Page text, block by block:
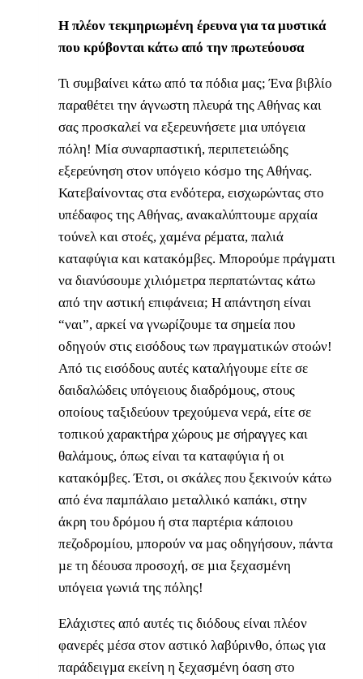
Η πλέον τεκμηριωμένη έρευνα για τα μυστικά
που κρύβονται κάτω από την πρωτεύουσα
Τι συμβαίνει κάτω από τα πόδια μας; Ένα βιβλίο
παραθέτει την άγνωστη πλευρά της Αθήνας και
σας προσκαλεί να εξερευνήσετε μια υπόγεια
πόλη! Μία συναρπαστική, περιπετειώδης
εξερεύνηση στον υπόγειο κόσµο της Αθήνας.
Κατεβαίνοντας στα ενδότερα, εισχωρώντας στο
υπέδαφος της Αθήνας, ανακαλύπτουµε αρχαία
τούνελ και στοές, χαµένα ρέµατα, παλιά
καταφύγια και κατακόµβες. Μπορούµε πράγµατι
να διανύσουµε χιλιόµετρα περπατώντας κάτω
από την αστική επιφάνεια; Η απάντηση είναι
“ναι”, αρκεί να γνωρίζουµε τα σηµεία που
οδηγούν στις εισόδους των πραγµατικών στοών!
Από τις εισόδους αυτές καταλήγουµε είτε σε
δαιδαλώδεις υπόγειους διαδρόµους, στους
οποίους ταξιδεύουν τρεχούµενα νερά, είτε σε
τοπικού χαρακτήρα χώρους µε σήραγγες και
θαλάµους, όπως είναι τα καταφύγια ή οι
κατακόµβες. Έτσι, οι σκάλες που ξεκινούν κάτω
από ένα παµπάλαιο µεταλλικό καπάκι, στην
άκρη του δρόµου ή στα παρτέρια κάποιου
πεζοδροµίου, µπορούν να µας οδηγήσουν, πάντα
µε τη δέουσα προσοχή, σε µια ξεχασµένη
υπόγεια γωνιά της πόλης!
Ελάχιστες από αυτές τις διόδους είναι πλέον
φανερές µέσα στον αστικό λαβύρινθο, όπως για
παράδειγµα εκείνη η ξεχασµένη όαση στο